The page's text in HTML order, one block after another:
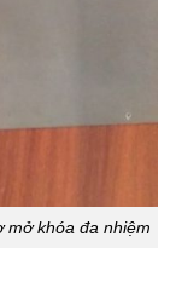
mở khóa đa nhiệm